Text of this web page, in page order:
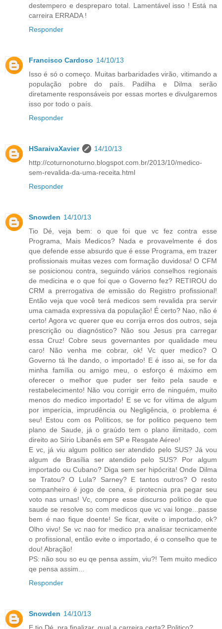
destempero e despreparo total. Lamentável isso ! Está na
carreira ERRADA !
Responder
Francisco Cardoso 14/10/13
Isso é só o começo. Muitas barbaridades virão, vitimando a
população pobre do país. Padilha e Dilma serão
diretamente responsáveis por essas mortes e divulgaremos
isso por todo o país.
Responder
HSaraivaXavier
14/10/13
http://coturnonoturno.blogspot.com.br/2013/10/medico-
sem-revalida-da-uma-receita.html
Responder
Snowden 14/10/13
Tio Dé, veja bem: o que foi que vc fez contra esse
Programa, Mais Medicos? Nada e provavelmente é dos
que defende esse absurdo que é esse Programa, em trazer
profissionais muitas vezes com formação duvidosa! O CFM
se posicionou contra, seguindo vários conselhos regionais
de medicina e o que foi que o Governo fez? RETIROU do
CRM a prerrogativa de emissão do Registro profissional!
Então veja que você terá medicos sem revalida pra servir
uma camada expressiva da população! É certo? Nao, não é
certo! Agora vc querer que eu corrija erros dos outros, seja
prescrição ou diagnóstico? Não sou Jesus pra carregar
essa Cruz! Cobre seus governantes por qualidade meu
caro! Não venha me cobrar, ok! Vc quer medico? O
Governo tá lhe dando, o importado! E é isso ai, se for da
minha família ou amigo meu, o esforço é máximo em
oferecer o melhor que puder ser feito pela saude e
restabelecimento! Não vou corrigir erro de ninguém, muito
menos do medico importado! E se vc for vítima de algum
por imperícia, imprudência ou Negligência, o problema é
seu! Estou com os Políticos, se for politico pequeno tem
plano de Saude, já o graúdo tem o plano ilimitado, com
direito ao Sírio Libanês em SP e Resgate Aéreo!
E vc, já viu algum politico ser atendido pelo SUS? Já vou
algum de Brasília ser atendido pelo SUS? Por algum
importado ou Cubano? Diga sem ser hipócrita! Onde Dilma
se Tratou? O Lula? Sarney? E tantos outros? O resto
companheiro é jogo de cena, é pirotecnia pra pegar seu
voto nas urnas! Vc, compre esse discurso politico de que
saude se resolve so com medicos que vc vai longe...passe
bem é nao fique doente! Se ficar, evite o importado, ok?
Olho vivo! Se vc nao for medico pra analisar tecnicamente
o profissional, então evite o importado, é o conselho que te
dou! Abração!
PS: não sou so eu qe pensa assim, viu?! Tem muito medico
qe pensa assim...
Responder
Snowden 14/10/13
E tio Dé, pra finalizar, qual a carreira certa? Politico?